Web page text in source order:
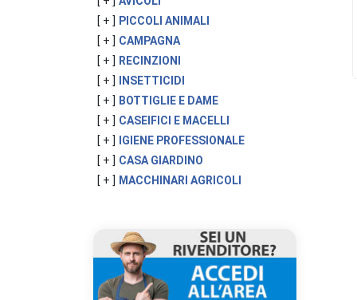
[ + ] PICCOLI ANIMALI
[ + ] CAMPAGNA
[ + ] RECINZIONI
[ + ]
INSETTICIDI
[ + ] BOTTIGLIE E DAME
[ + ] CASEIFICI E MACELLI
[ + ]
IGIENE PROFESSIONALE
[ + ] CASA GIARDINO
[ + ] MACCHINARI AGRICOLI